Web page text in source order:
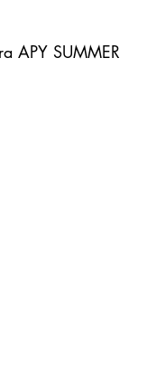
APY SUMMER